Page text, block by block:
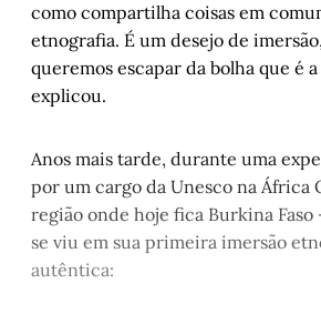
como compartilha coisas em
etnografia. É um desejo de
queremos escapar da bolha que é a
explicou.
Anos mais tarde, durante uma
por um cargo da Unesco na África
região onde hoje fica Burkina Faso
se viu em sua primeira imersão
autêntica: